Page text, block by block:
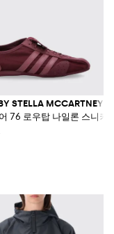
스니커즈
STELLA MCCARTNEY
76 로우탑 나일론 스니커